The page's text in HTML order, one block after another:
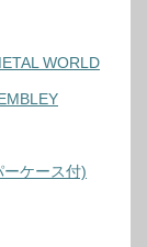
WORLD
ーケース付)